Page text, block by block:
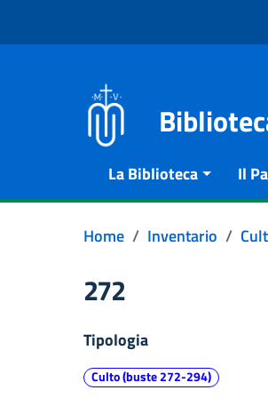
La Biblioteca Il
Home Inventario
272
Tipologia
Culto (buste 272-294)